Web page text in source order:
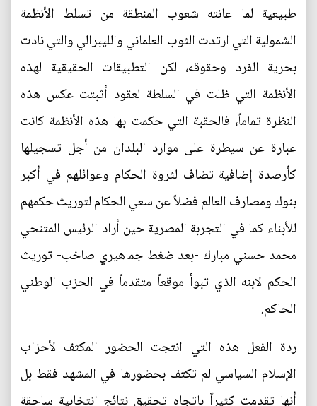
طبيعية لما عانته شعوب المنطقة من تسلط الأنظمة
الشمولية التي ارتدت الثوب العلماني والليبرالي والتي نادت
بحرية الفرد وحقوقه، لكن التطبيقات الحقيقية لهذه
الأنظمة التي ظلت في السلطة لعقود أثبتت عكس هذه
النظرة تماماً، فالحقبة التي حكمت بها هذه الأنظمة كانت
عبارة عن سيطرة على موارد البلدان من أجل تسجيلها
كأرصدة إضافية تضاف لثروة الحكام وعوائلهم في أكبر
بنوك ومصارف العالم فضلاً عن سعي الحكام لتوريث حكمهم
للأبناء كما في التجربة المصرية حين أراد الرئيس المتنحي
محمد حسني مبارك -بعد ضغط جماهيري صاخب- توريث
الحكم لابنه الذي تبوأ موقعاً متقدماً في الحزب الوطني
الحاكم.
ردة الفعل هذه التي انتجت الحضور المكثف لأحزاب
الإسلام السياسي لم تكتف بحضورها في المشهد فقط بل
أنها تقدمت كثيراً باتجاه تحقيق نتائج انتخابية ساحقة